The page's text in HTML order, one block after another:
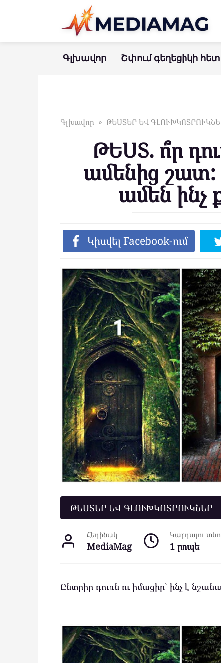
Գլխավոր Շփում գեղեցիկի հետ
Գլխավոր » ԹԵՍՏԵՐ ԵՎ
ԹԵՍՏ. ո՞ր
ամենից շատ:
ամեն ինչ
Կիսվել Facebook-ում
ԹԵՍՏԵՐ ԵՎ ԳԼՈՒԽԿՈՏՐՈՒԿՆԵՐ
Հեղինակ
MediaMag
Կարդալու
1 րոպե
Ընտրիր դուռն ու իմացիր՝ ինչ է